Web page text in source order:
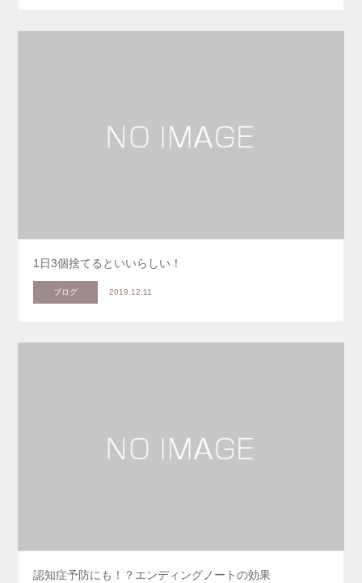
1日3個捨てるといいらしい！
ブログ 2019.12.11
認知症予防にも！？エンディングノートの効果